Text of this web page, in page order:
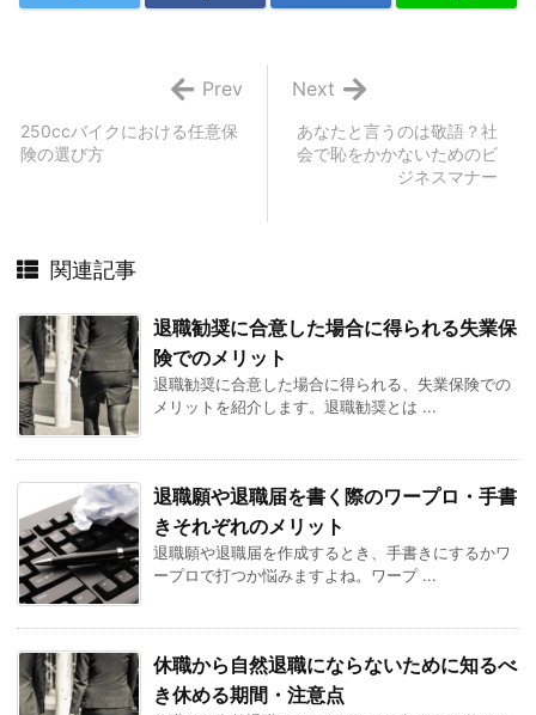
あなたと言うのは敬語？社
会で恥をかかないためのビ
ジネスマナー
Next
250ccバイクにおける任意保
険の選び方
Prev
関連記事
退職勧奨に合意した場合に得られる失業保
険でのメリット
退職勧奨に合意した場合に得られる、失業保険での
メリットを紹介します。退職勧奨とは ...
退職願や退職届を書く際のワープロ・手書
きそれぞれのメリット
退職願や退職届を作成するとき、手書きにするかワ
ープロで打つか悩みますよね。ワープ ...
休職から自然退職にならないために知るべ
き休める期間・注意点